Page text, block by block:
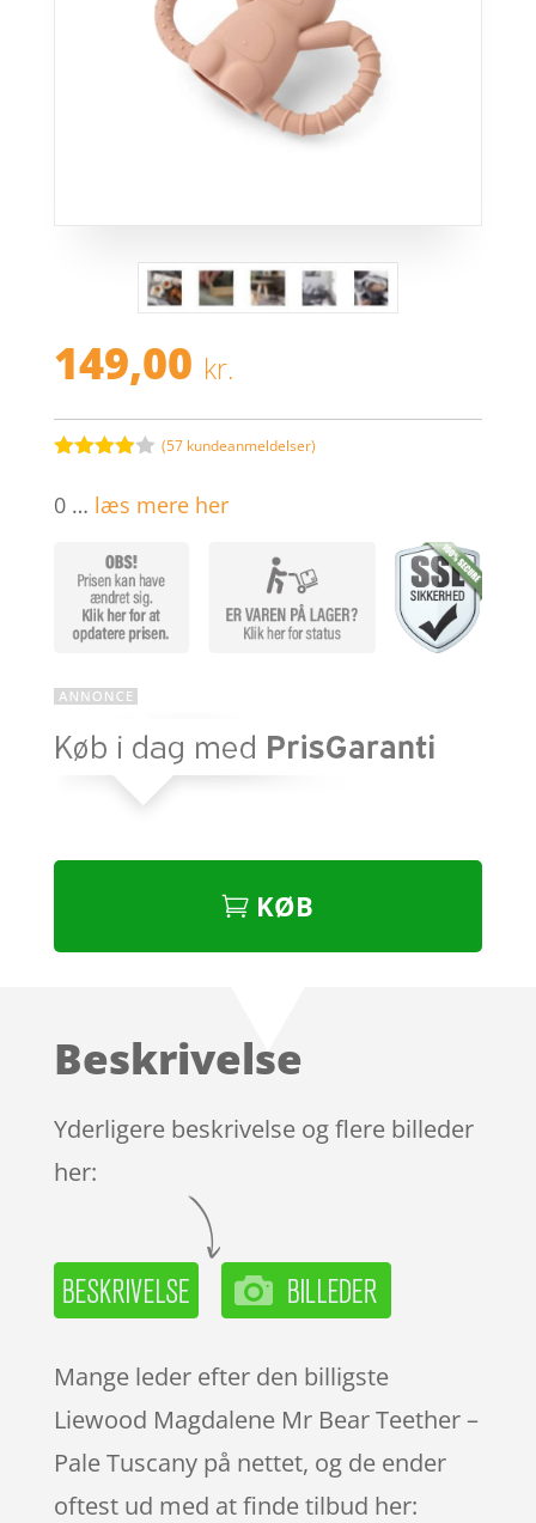
149,00 kr.
ud af 5
kundebed
ømmelse
(57 kundeanmeldelser)
0 … læs mere her
KØB
Beskrivelse
Yderligere beskrivelse og flere billeder
her:
Mange leder efter den billigste
Liewood Magdalene Mr Bear Teether –
Pale Tuscany på nettet, og de ender
oftest ud med at finde tilbud her: